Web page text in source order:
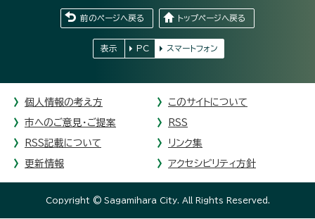
前のページへ戻る トップページへ戻る
表示 PC スマートフォン
個人情報の考え方 このサイトについて
市へのご意見・ご提案 RSS
RSS記載について リンク集
更新情報 アクセシビリティ方針
Copyright © Sagamihara City. All Rights Reserved.